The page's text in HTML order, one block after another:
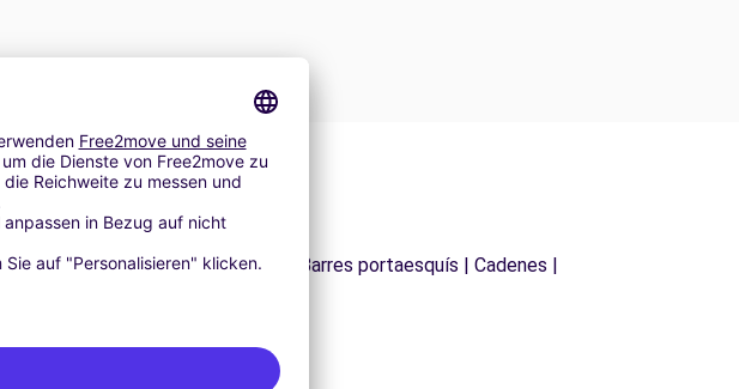
de Sostre | Barres de sostre | Barres portaesquís | Cadenes |